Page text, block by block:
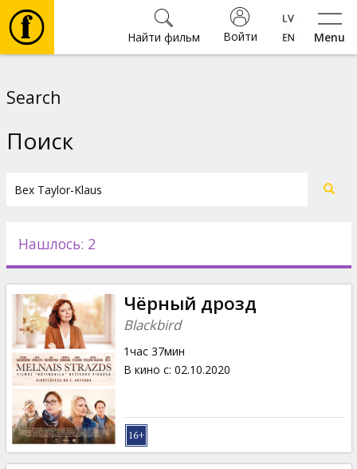
Menu
Войти
Найти фильм
Новости
Подарки
Кинозакуски
B2B
Клуб
Search
Поиск
Нашлось: 2
Чёрный дрозд
Blackbird
1час 37мин
В кино с: 02.10.2020